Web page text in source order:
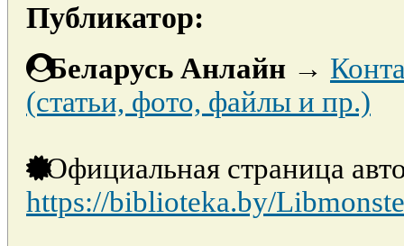
Публикатор:
Беларусь Анлайн →
(статьи, фото, файлы и пр.)
Официальная страница
https://biblioteka.by/